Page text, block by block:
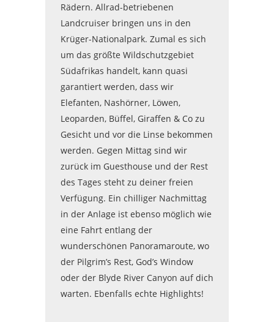
Rädern. Allrad-betriebenen
Landcruiser bringen uns in den
Krüger-Nationalpark. Zumal es sich
um das größte Wildschutzgebiet
Südafrikas handelt, kann quasi
garantiert werden, dass wir
Elefanten, Nashörner, Löwen,
Leoparden, Büffel, Giraffen & Co zu
Gesicht und vor die Linse bekommen
werden. Gegen Mittag sind wir
zurück im Guesthouse und der Rest
des Tages steht zu deiner freien
Verfügung. Ein chilliger Nachmittag
in der Anlage ist ebenso möglich wie
eine Fahrt entlang der
wunderschönen Panoramaroute, wo
der Pilgrim’s Rest, God’s Window
oder der Blyde River Canyon auf dich
warten. Ebenfalls echte Highlights!